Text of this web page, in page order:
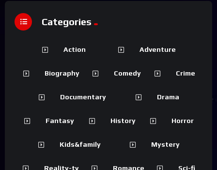
Categories
Action Adventure
Biography Comedy Crime
Documentary Drama
Fantasy History Horror
Kids&family Mystery
Reality-tv Romance Sci-fi